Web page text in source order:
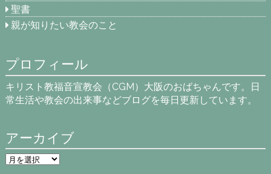
聖書
親が知りたい教会のこと
プロフィール
キリスト教福音宣教会（CGM）大阪のおばちゃんです。日
常生活や教会の出来事などブログを毎日更新しています。
アーカイブ
ア
ー